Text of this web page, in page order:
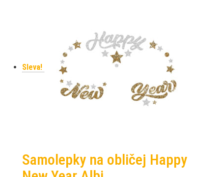
Sleva!
Samolepky na obličej Happy